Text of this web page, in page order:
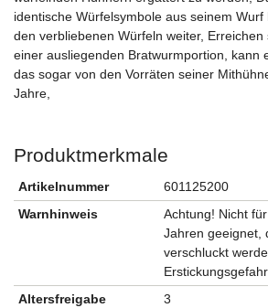
identische Würfelsymbole aus seinem
den verbliebenen Würfeln weiter,
einer ausliegenden Bratwurmportion, kann
das sogar von den Vorräten seiner
Jahre,
Produktmerkmale
Artikelnummer
601125200
Warnhinweis
Achtung! Nicht
Jahren geeignet,
verschluckt
Altersfreigabe
3